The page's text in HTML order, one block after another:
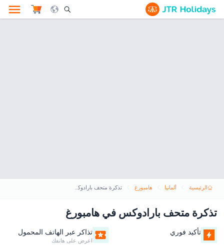
Search Opener Icon
الرئيسية ألمانيا هامبورغ تذكرة متحف بارادوكس في هامبورغ
تذكرة متحف بارادوكس في هامبورغ
تأكيد فوري تذاكر عبر الهاتف المحمول
اعرض على هاتفك